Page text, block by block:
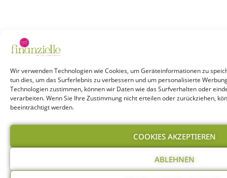
Wir verwenden Technologien wie Cookies, um Geräteinformationen zu
tun dies, um das Surferlebnis zu verbessern und um personalisierte
Technologien zustimmen, können wir Daten wie das Surfverhalten oder
verarbeiten. Wenn Sie Ihre Zustimmung nicht erteilen oder zurückziehen,
beeinträchtigt werden.
COOKIES AKZEPTIEREN
ABLEHNEN